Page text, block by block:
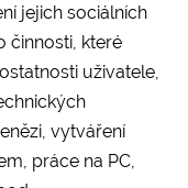
jejich sociálních
činnosti, které
uživatele,
vytváření
práce na PC,